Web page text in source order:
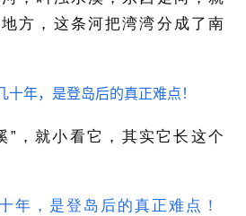
方，这条河把湾湾分成了南
”，就小看它，其实它长这个